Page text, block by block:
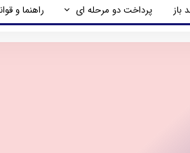
تغییر گذر واژه باز پرداخت دو مرحله ای
راهنمای پرداخت دو مرحله ای
راهنما و